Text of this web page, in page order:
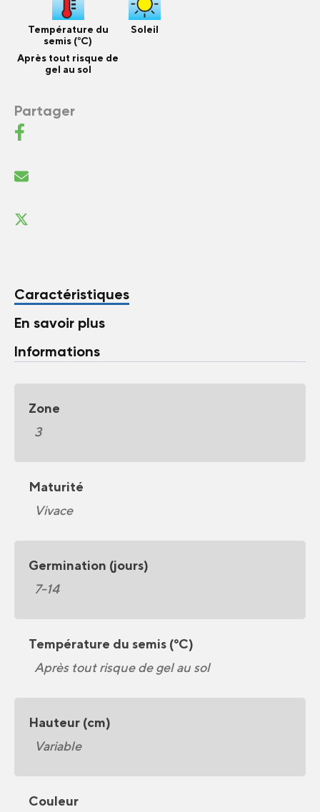
Température du
semis (°C)
Après tout risque de
gel au sol
Soleil
Partager
Caractéristiques
En savoir plus
Informations
Zone
3
Maturité
Vivace
Germination (jours)
7-14
Température du semis (°C)
Après tout risque de gel au sol
Hauteur (cm)
Variable
Couleur